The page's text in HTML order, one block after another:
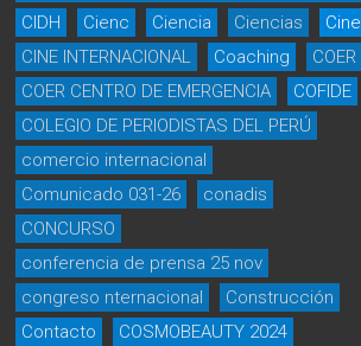
CIDH
Cienc Ciencia Ciencias
Cine
CINE INTERNACIONAL
Coaching
COER
COER CENTRO DE EMERGENCIA
COFIDE
COLEGIO DE PERIODISTAS DEL PERÚ
comercio internacional
Comunicado 031-26
conadis
CONCURSO
conferencia de prensa 25 nov
congreso nternacional
Construcción
Contacto
COSMOBEAUTY 2024